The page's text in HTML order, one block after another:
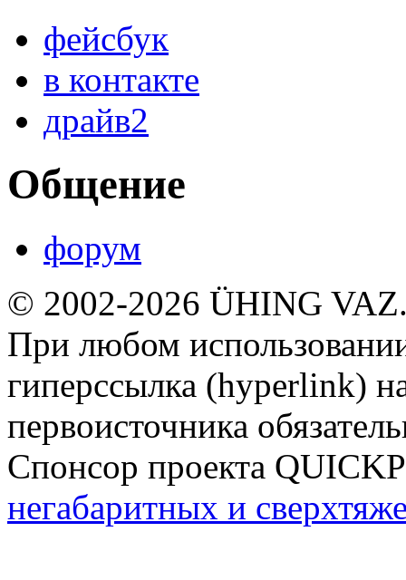
фейсбук
в контакте
драйв2
Общение
форум
© 2002-2026 ÜHING
При любом
гиперссылка (hyperlink)
первоисточника
Спонсор проекта
негабаритных и